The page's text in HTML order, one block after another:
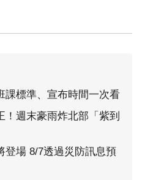
課標準、宣布時間一次看
！週末豪雨炸北部「紫到
登場 8/7透過災防訊息預